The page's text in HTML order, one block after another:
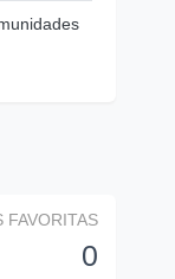
FAVORITAS
0